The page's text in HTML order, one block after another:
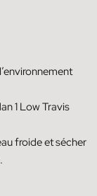
1 Low Travis
froide et sécher